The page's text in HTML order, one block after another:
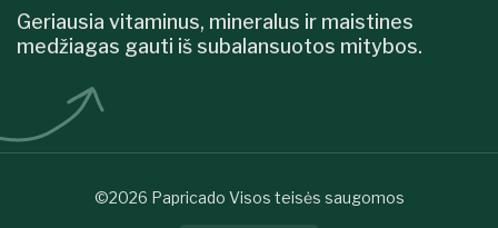
Geriausia vitaminus, mineralus ir maistines
medžiagas gauti iš subalansuotos mitybos.
©2026 Papricado Visos teisės saugomos